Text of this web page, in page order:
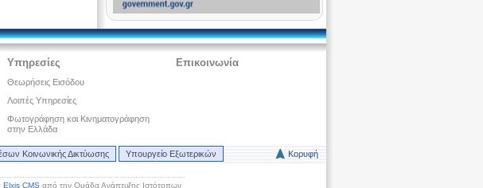
Υπηρεσίες
Θεωρήσεις Εισόδου
Λοιπές Υπηρεσίες
Φωτογράφηση και Κινηματογράφηση
στην Ελλάδα
Επικοινωνία
Κοινωνικής Δικτύωσης Υπουργείο Εξωτερικών Κορυφή
Elxis CMS από την Ομάδα Ανάπτυξης Ιστότοπων